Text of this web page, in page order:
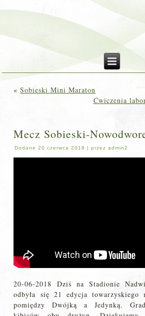
«Sobieski Mini Maraton
Ćwiczenia
Mecz Sobieski-
Dodane 20 czerwca 2018 |przez admin2
20-06-2018 Dziś na Stadionie
odbyła się 21 edycja towarzyskiego
pomiędzy Dwójką a Jedynką.